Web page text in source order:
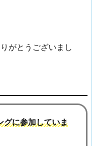
がとうございまし
グに参加していま